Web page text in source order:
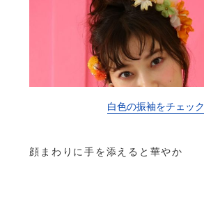
白色の振袖をチェック
顔まわりに手を添えると華やか